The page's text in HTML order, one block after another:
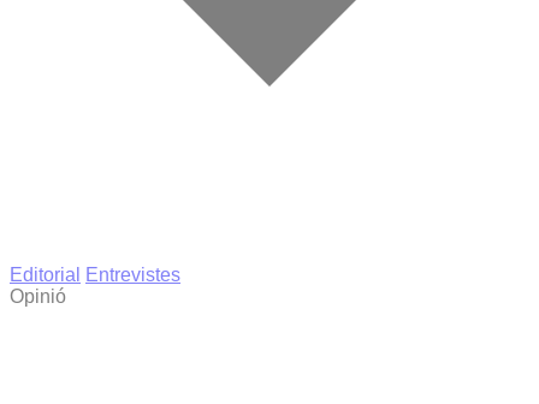
Editorial
Entrevistes
Opinió